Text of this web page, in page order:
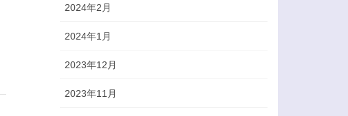
2024年2月
2024年1月
2023年12月
2023年11月